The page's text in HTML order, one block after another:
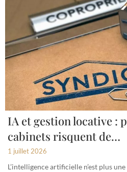
IA et gestion locative :
cabinets risquent de…
1 juillet 2026
L’intelligence artificielle n’est plus